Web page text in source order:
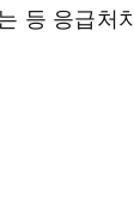
등 응급처